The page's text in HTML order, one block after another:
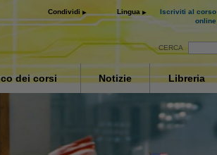
Condividi Lingua
Iscriviti al corso
online
CERCA
dei corsi
al Problema
Notizie Libreria